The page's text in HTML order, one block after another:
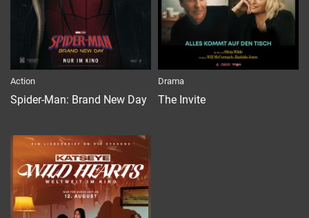
Action
Spider-Man: Brand New Day
Drama
The Invite